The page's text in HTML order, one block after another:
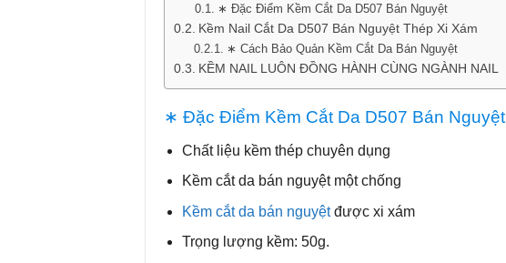
∗ Đặc Điểm Kềm Cắt Da D507 Bán Nguyệt
Kềm Nail Cắt Da D507 Bán Nguyệt Thép Xi Xám
∗ Cách Bảo Quản Kềm Cắt Da Bán Nguyệt
KỀM NAIL LUÔN ĐỒNG HÀNH CÙNG NGÀNH NAIL
∗ Đặc Điểm Kềm Cắt Da D507 Bán Nguyệt
Chất liệu kềm thép chuyên dụng
Kềm cắt da bán nguyệt một chống
Kềm cắt da bán nguyệtđược xi xám
Trọng lượng kềm: 50g.